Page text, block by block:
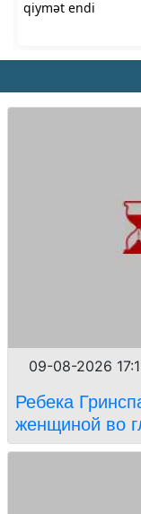
09-08-2026
Ребека
женщиной во